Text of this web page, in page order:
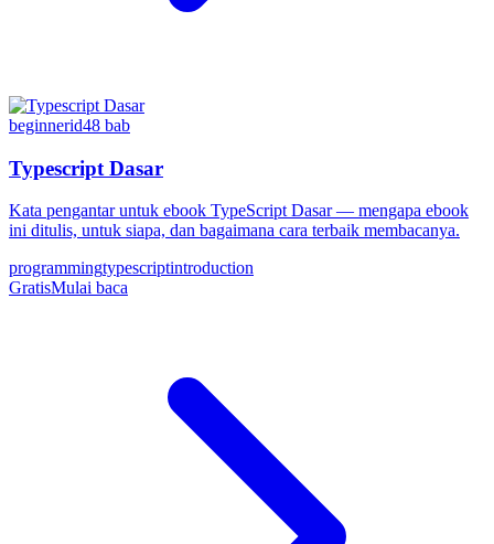
beginnerid48 bab
Typescript Dasar
Kata pengantar untuk ebook TypeScript Dasar — mengapa ebook
ini ditulis, untuk siapa, dan bagaimana cara terbaik membacanya.
programmingtypescriptintroduction
GratisMulai baca